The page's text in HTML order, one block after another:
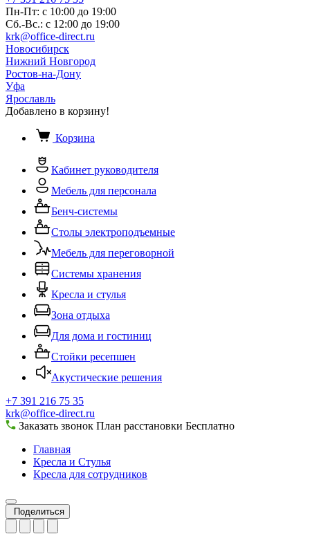
Пн-Пт: с 10:00 до 19:00
Сб.-Вс.: с 12:00 до 19:00
krk@office-direct.ru
Новосибирск
Нижний Новгород
Ростов-на-Дону
Уфа
Ярославль
Добавлено в корзину!
Корзина
Кабинет руководителя
Мебель для персонала
Бенч-системы
Столы электроподъемные
Мебель для переговорной
Системы хранения
Кресла и стулья
Зона отдыха
Для дома и гостиниц
Стойки ресепшен
Акустические решения
+7 391 216 75 35
krk@office-direct.ru
Заказать звонок План расстановки Бесплатно
Главная
Кресла и Стулья
Кресла для сотрудников
Поделиться